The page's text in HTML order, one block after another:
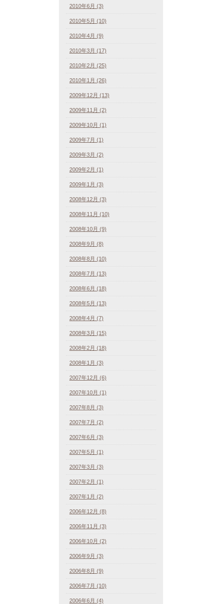
2010年6月 (3)
2010年5月 (10)
2010年4月 (9)
2010年3月 (17)
2010年2月 (25)
2010年1月 (26)
2009年12月 (13)
2009年11月 (2)
2009年10月 (1)
2009年7月 (1)
2009年3月 (2)
2009年2月 (1)
2009年1月 (3)
2008年12月 (3)
2008年11月 (10)
2008年10月 (9)
2008年9月 (8)
2008年8月 (10)
2008年7月 (13)
2008年6月 (18)
2008年5月 (13)
2008年4月 (7)
2008年3月 (15)
2008年2月 (18)
2008年1月 (3)
2007年12月 (6)
2007年10月 (1)
2007年8月 (3)
2007年7月 (2)
2007年6月 (3)
2007年5月 (1)
2007年3月 (3)
2007年2月 (1)
2007年1月 (2)
2006年12月 (8)
2006年11月 (3)
2006年10月 (2)
2006年9月 (3)
2006年8月 (9)
2006年7月 (10)
2006年6月 (4)